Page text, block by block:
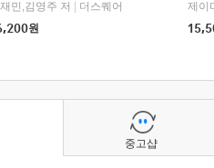
민,김영주 저
더스퀘어
원
중고샵